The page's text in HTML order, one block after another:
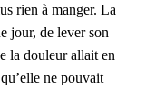
rien à manger. La
jour, de lever son
la douleur allait en
ne pouvait